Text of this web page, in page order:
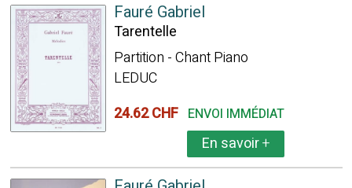
Fauré Gabriel
Tarentelle
Partition - Chant Piano
LEDUC
24.62 CHF ENVOI IMMÉDIAT
En savoir+